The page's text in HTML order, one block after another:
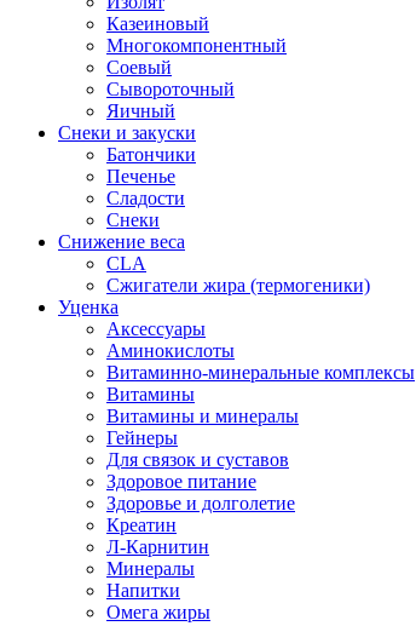
Казеиновый
Многокомпонентный
Соевый
Сывороточный
Яичный
Снеки и закуски
Батончики
Печенье
Сладости
Снеки
Снижение веса
CLA
Сжигатели жира (термогеники)
Уценка
Аксессуары
Аминокислоты
Витаминно-минеральные комплексы
Витамины
Витамины и минералы
Гейнеры
Для связок и суставов
Здоровое питание
Здоровье и долголетие
Креатин
Л-Карнитин
Минералы
Напитки
Омега жиры